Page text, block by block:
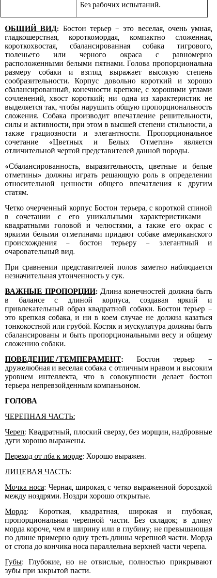
Без рабочих испытаний.
ОБЩИЙ ВИД: Бостон терьер – это веселая, очень умная,
гладкошерстная, короткомордая, компактно сложенная,
короткохвостая, сбалансированная собака тигрового,
тюленьего или черного окраса с равномерно
расположенными белыми пятнами. Голова пропорциональна
размеру собаки и взгляд выражает высокую степень
сообразительности. Корпус довольно короткий и хорошо
сбалансированный, конечности крепкие, с хорошими углами
сочленений, хвост короткий; ни одна из характеристик не
выделяется так, чтобы нарушить общую пропорциональность
сложения. Собака производит впечатление решительности,
силы и активности, при этом в высшей степени стильности, а
также грациозности и элегантности. Пропорциональное
сочетание «Цветных и Белых Отметин» является
отличительной чертой представителей данной породы.
«Сбалансированность, выразительность, цветные и белые
отметины» должны играть решающую роль в определении
относительной ценности общего впечатления к другим
статям.
Четко очерченный корпус Бостон терьера, с короткой спиной
в сочетании с его уникальными характеристиками –
квадратными головой и челюстями, а также его окрас с
яркими белыми отметинами придают собаке американского
происхождения – бостон терьеру – элегантный и
очаровательный вид.
При сравнении представителей полов заметно наблюдается
незначительная утонченность у сук.
ВАЖНЫЕ ПРОПОРЦИИ:Длинаконечностей должна быть
в балансе с длиной корпуса, создавая яркий и
привлекательный образ квадратной собаки. Бостон терьер –
это крепкая собака, и ни в коем случае не должна казаться
тонкокостной или грубой. Костяк и мускулатура должны быть
сбалансированы и быть пропорциональными весу и общему
сложению собаки.
ПОВЕДЕНИЕ/ТЕМПЕРАМЕНТ: Бостон терьер –
дружелюбная и веселая собака с отличным нравом и высоким
уровнем интеллекта, что в совокупности делает бостон
терьера непревзойденным компаньоном.
ГОЛОВА
ЧЕРЕПНАЯ ЧАСТЬ:
Череп: Квадратный, плоский сверху, без морщин, надбровные
дуги хорошо выражены.
Переход от лба к морде: Хорошо выражен.
ЛИЦЕВАЯ ЧАСТЬ:
Мочка носа: Черная, широкая, с четко выраженной бороздкой
между ноздрями. Ноздри хорошо открытые.
Морда: Короткая, квадратная, широкая и глубокая,
пропорциональная черепной части. Без складок; в длину
морда короче, чем в ширину или в глубину; не превышающая
по длине примерно одну треть длины черепной части. Морда
от стопа до кончика носа параллельна верхней части черепа.
Губы: Глубокие, но не отвислые, полностью прикрывают
зубы при закрытой пасти.